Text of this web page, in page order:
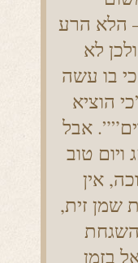
הלא הרע
לא
בו עשה
הוציא
אבל
ויום טוב
אין
שמן זית,
בזמן